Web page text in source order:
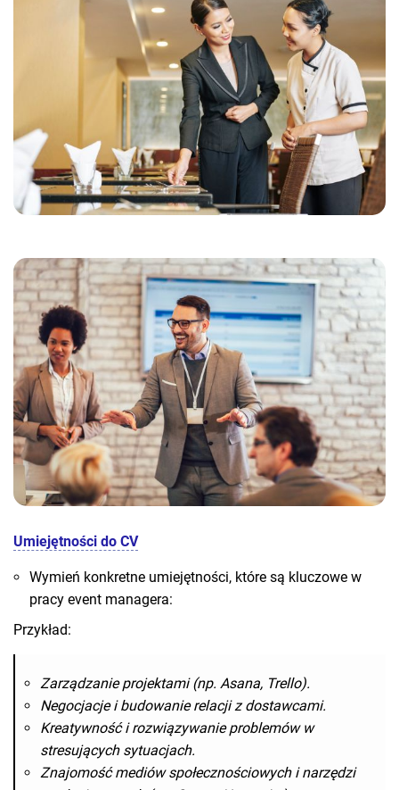
Umiejętności do CV
Wymień konkretne umiejętności, które są kluczowe w
pracy event managera:
Przykład:
Zarządzanie projektami (np. Asana, Trello).
Negocjacje i budowanie relacji z dostawcami.
Kreatywność i rozwiązywanie problemów w
stresujących sytuacjach.
Znajomość mediów społecznościowych i narzędzi